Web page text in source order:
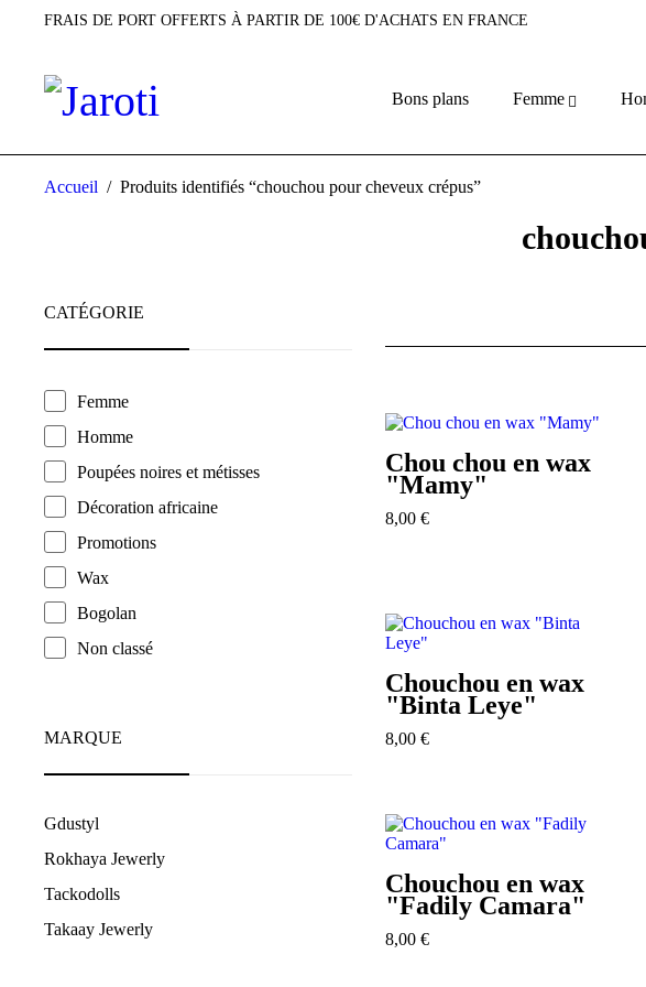
FRAIS DE PORT OFFERTS À PARTIR DE 100€ D'ACHATS EN FRANCE
Bons plans Femme
Accueil / Produits identifiés “chouchou pour cheveux crépus”
CATÉGORIE
Femme
Homme
Poupées noires et métisses
Décoration africaine
Promotions
Wax
Bogolan
Non classé
MARQUE
Gdustyl
Rokhaya Jewerly
Tackodolls
Takaay Jewerly
Chou chou en wax
"Mamy"
8,00 €
Chouchou en wax
"Binta Leye"
8,00 €
Chouchou en wax
"Fadily Camara"
8,00 €